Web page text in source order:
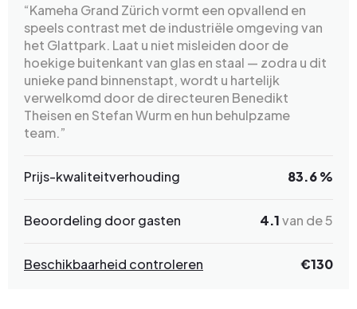
“Kameha Grand Zürich vormt een opvallend en
speels contrast met de industriële omgeving van
het Glattpark. Laat u niet misleiden door de
hoekige buitenkant van glas en staal — zodra u dit
unieke pand binnenstapt, wordt u hartelijk
verwelkomd door de directeuren Benedikt
Theisen en Stefan Wurm en hun behulpzame
team.”
Prijs-kwaliteitverhouding 83.6 %
Beoordeling door gasten 4.1van de 5
Beschikbaarheid controleren €130